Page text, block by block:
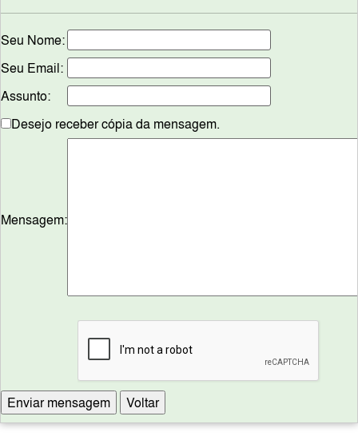
Seu Nome:
Seu Email:
Assunto:
Desejo receber cópia da mensagem.
Mensagem: